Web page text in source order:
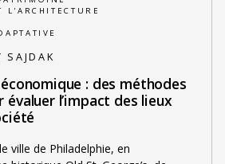
L'ARCHITECTURE
SAJDAK
: des méthodes
l’impact des lieux
ville de Philadelphie, en